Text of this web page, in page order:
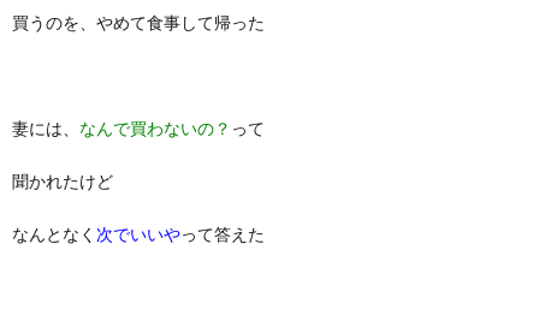
買うのを、やめて食事して帰った
妻には、 なんで買わないの？ って
聞かれたけど
なんとなく 次でいいやって答えた